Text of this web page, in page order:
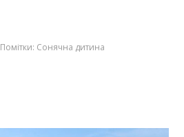
Помітки: Сонячна дитина